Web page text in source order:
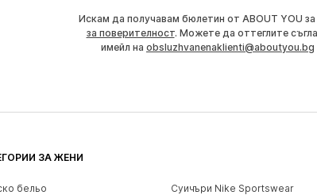
Искам да получавам бюлетин от ABOUT YOU
за поверителност. Можете да оттеглите
имейл на obsluzhvanenaklienti@aboutyou.bg
ЗА ЖЕНИ
бельо Суичъри Nike Sportswear